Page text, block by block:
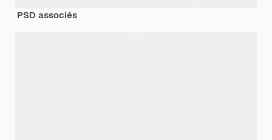
PSD associés